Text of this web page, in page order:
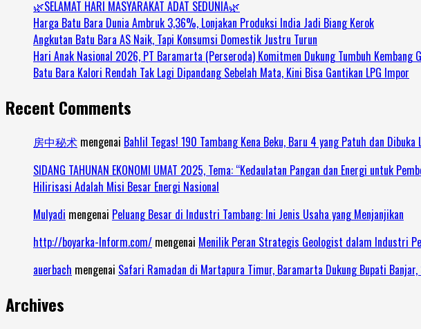
🌿SELAMAT HARI MASYARAKAT ADAT SEDUNIA🌿
Harga Batu Bara Dunia Ambruk 3,36%, Lonjakan Produksi India Jadi Biang Kerok
Angkutan Batu Bara AS Naik, Tapi Konsumsi Domestik Justru Turun
Hari Anak Nasional 2026, PT Baramarta (Perseroda) Komitmen Dukung Tumbuh Kembang
Batu Bara Kalori Rendah Tak Lagi Dipandang Sebelah Mata, Kini Bisa Gantikan LPG Impor
Recent Comments
房中秘术 mengenai Bahlil Tegas! 190 Tambang Kena Beku, Baru 4 yang Patuh dan Dibuka
SIDANG TAHUNAN EKONOMI UMAT 2025, Tema: “Kedaulatan Pangan dan Energi untuk
Hilirisasi Adalah Misi Besar Energi Nasional
Mulyadi mengenai Peluang Besar di Industri Tambang: Ini Jenis Usaha yang Menjanjikan
http://boyarka-Inform.com/ mengenai Menilik Peran Strategis Geologist dalam Industri
auerbach mengenai Safari Ramadan di Martapura Timur, Baramarta Dukung Bupati
Archives